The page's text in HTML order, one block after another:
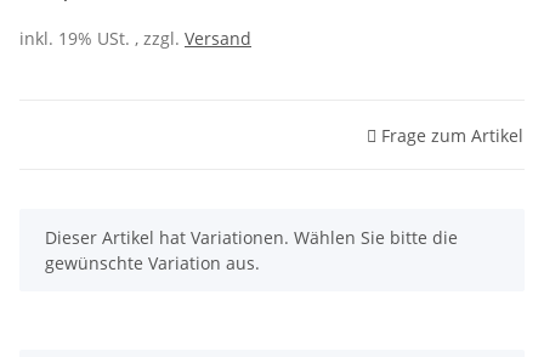
inkl. 19% USt. , zzgl. Versand
Frage zum Artikel
x
Dieser Artikel hat Variationen. Wählen Sie bitte die
gewünschte Variation aus.